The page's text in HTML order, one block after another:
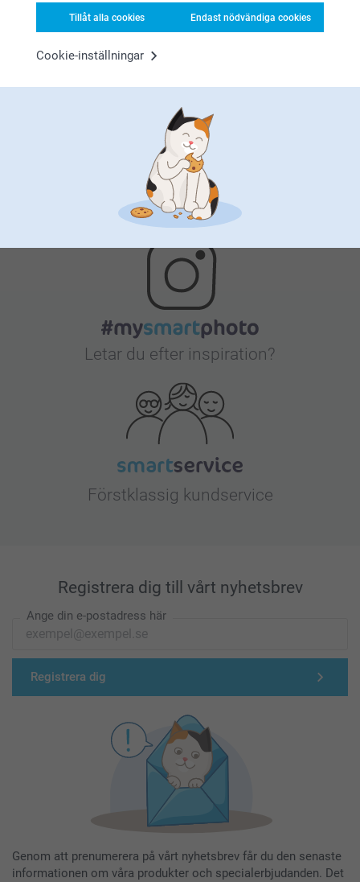
Tillåt alla cookies Endast nödvändiga cookies
Cookie-inställningar
Bonus på alla dina köp
Letar du efter inspiration?
Förstklassig kundservice
Registrera dig till vårt nyhetsbrev
Ange din e-postadress här
Registrera dig
Genom att prenumerera på vårt nyhetsbrev får du den senaste
informationen om våra produkter och specialerbjudanden. Det